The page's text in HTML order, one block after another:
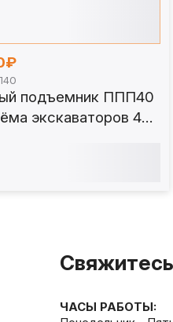
подъемник ППП40
экскаваторов 40
ЧАСЫ РАБОТЫ: